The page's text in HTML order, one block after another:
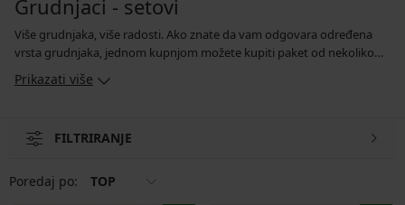
Grudnjaci - setovi
Više grudnjaka, više radosti. Ako znate da vam odgovara određena
vrsta grudnjaka, jednom kupnjom možete kupiti paket od nekoliko
komada i to po povoljnijoj cijeni. Set obično sadrži dva ili tri grudnjaka,
koji su obično identičnog kroja, ali različito obojeni ili se razlikuju u
Prikazati više
FILTRIRANJE
Poredaj po: TOP